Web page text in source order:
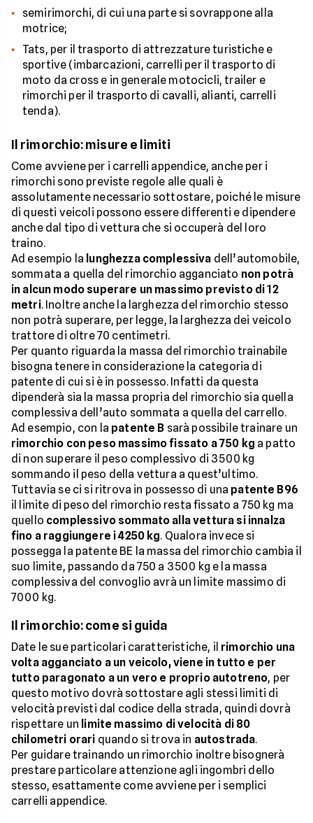
semirimorchi, di cui una parte si sovrappone alla
motrice;
Tats, per il trasporto di attrezzature turistiche e
sportive (imbarcazioni, carrelli per il trasporto di
moto da cross e in generale motocicli, trailer e
rimorchi per il trasporto di cavalli, alianti, carrelli
tenda).
Il rimorchio: misure e limiti
Come avviene per i carrelli appendice, anche per i
rimorchi sono previste regole alle quali è
assolutamente necessario sottostare, poiché le misure
di questi veicoli possono essere differenti e dipendere
anche dal tipo di vettura che si occuperà del loro
traino.
Ad esempio la lunghezza complessiva dell’automobile,
sommata a quella del rimorchio agganciato non potrà
in alcun modo superare un massimo previsto di 12
metri. Inoltre anche la larghezza del rimorchio stesso
non potrà superare, per legge, la larghezza dei veicolo
trattore di oltre 70 centimetri.
Per quanto riguarda la massa del rimorchio trainabile
bisogna tenere in considerazione la categoria di
patente di cui si è in possesso. Infatti da questa
dipenderà sia la massa propria del rimorchio sia quella
complessiva dell’auto sommata a quella del carrello.
Ad esempio, con la patente B sarà possibile trainare un
rimorchio con peso massimo fissato a 750 kg a patto
di non superare il peso complessivo di 3500 kg
sommando il peso della vettura a quest’ultimo.
Tuttavia se ci si ritrova in possesso di una patente B96
il limite di peso del rimorchio resta fissato a 750 kg ma
quello complessivo sommato alla vettura si innalza
fino a raggiungere i 4250 kg. Qualora invece si
possegga la patente BE la massa del rimorchio cambia il
suo limite, passando da 750 a 3500 kg e la massa
complessiva del convoglio avrà un limite massimo di
7000 kg.
Il rimorchio: come si guida
Date le sue particolari caratteristiche, il rimorchio una
volta agganciato a un veicolo, viene in tutto e per
tutto paragonato a un vero e proprio autotreno, per
questo motivo dovrà sottostare agli stessi limiti di
velocità previsti dal codice della strada, quindi dovrà
rispettare un limite massimo di velocità di 80
chilometri orari quando si trova in autostrada.
Per guidare trainando un rimorchio inoltre bisognerà
prestare particolare attenzione agli ingombri dello
stesso, esattamente come avviene per i semplici
carrelli appendice.